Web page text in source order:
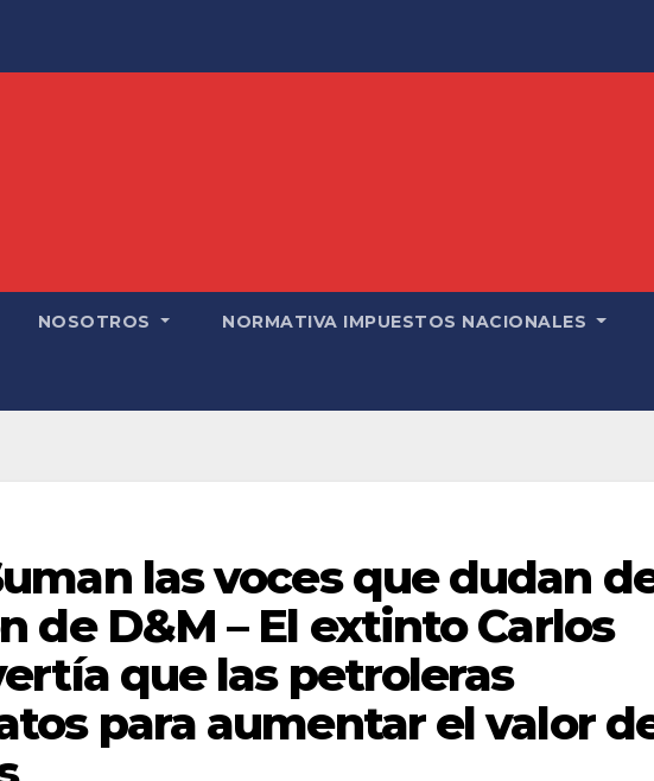
NOSOTROS NORMATIVA IMPUESTOS NACIONALES
las voces que dudan
de D&M – El extinto Carlos
que las petroleras
para aumentar el valor